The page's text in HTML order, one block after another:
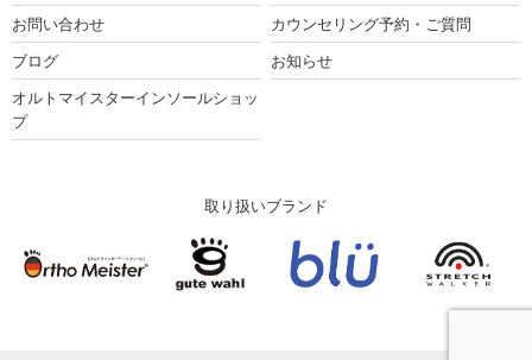
お問い合わせ
カウンセリング予約・ご質問
ブログ
お知らせ
オルトマイスターインソールショッ
プ
取り扱いブランド